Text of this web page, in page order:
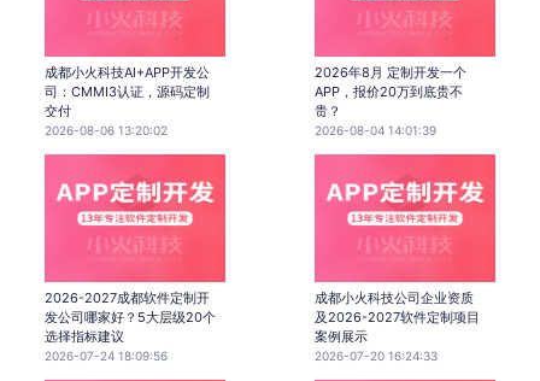
成都小火科技AI+APP开发公
司：CMMI3认证，源码定制
交付
2026-08-06 13:20:02
2026年8月 定制开发一个
APP，报价20万到底贵不
贵？
2026-08-04 14:01:39
2026-2027成都软件定制开
发公司哪家好？5大层级20个
选择指标建议
2026-07-24 18:09:56
成都小火科技公司企业资质
及2026-2027软件定制项目
案例展示
2026-07-20 16:24:33